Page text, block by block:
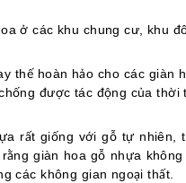
ở các khu chung cư, khu
thế hoàn hảo cho các giàn
được tác động của thời
rất giống với gỗ tự nhiên,
giàn hoa gỗ nhựa
các không gian ngoại thất.